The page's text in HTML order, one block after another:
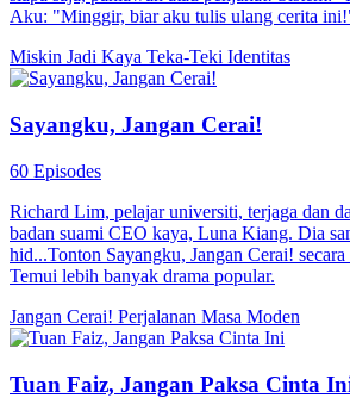
Aku: "Minggir, biar aku tulis ulang cerita
Miskin Jadi Kaya Teka-Teki Identitas
Sayangku, Jangan Cerai!
60 Episodes
Richard Lim, pelajar universiti, terjaga dan
badan suami CEO kaya, Luna Kiang. Dia
hid...Tonton Sayangku, Jangan Cerai!
Temui lebih banyak drama popular.
Jangan Cerai! Perjalanan Masa Moden
Tuan Faiz, Jangan Paksa Cinta